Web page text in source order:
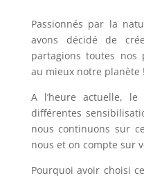
Passionnés par la
avons décidé de
partagions toutes
au mieux notre planète !
A l’heure actuelle,
différentes
nous continuons sur
nous et on compte sur
Pourquoi avoir choisi